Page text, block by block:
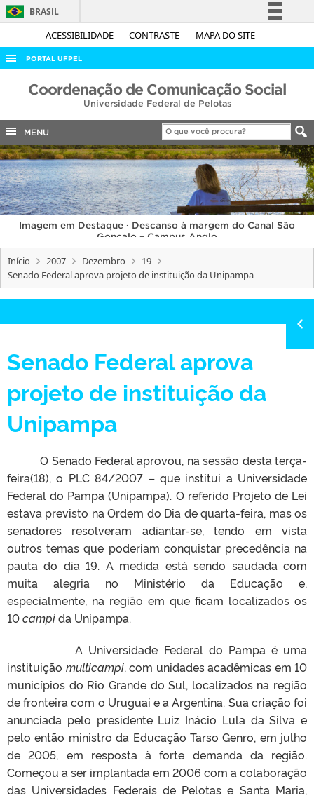
ACESSIBILIDADE CONTRASTE MAPA DO SITE
BRASIL
Simplifique!
Acesso à informação
Legislação
Canais
PORTAL UFPEL
ACESSO À INFORMAÇÃO
COBALTO
CONCURSOS
EDITAIS
INTERNACIONAL
OUVIDORIA
PORTARIAS
TELEFONES
Coordenação de Comunicação Social
Universidade Federal de Pelotas
MENU
Imagem em Destaque · Descanso à margem do Canal São
Gonçalo – Campus Anglo
Início 2007 Dezembro
19
Senado Federal aprova projeto de instituição da Unipampa
Senado Federal aprova
projeto de instituição da
Unipampa
O Senado Federal aprovou, na sessão desta terça-
feira(18), o PLC 84/2007 – que institui a Universidade
Federal do Pampa (Unipampa). O referido Projeto de Lei
estava previsto na Ordem do Dia de quarta-feira, mas os
senadores resolveram adiantar-se, tendo em vista
outros temas que poderiam conquistar precedência na
pauta do dia 19. A medida está sendo saudada com
muita alegria no Ministério da Educação e,
especialmente, na região em que ficam localizados os
10campida Unipampa.
A Universidade Federal do Pampa é uma
instituição multicampi, com unidades acadêmicas em 10
municípios do Rio Grande do Sul, localizados na região
de fronteira com o Uruguai e a Argentina. Sua criação foi
anunciada pelo presidente Luiz Inácio Lula da Silva e
pelo então ministro da Educação Tarso Genro, em julho
de 2005, em resposta à forte demanda da região.
Começou a ser implantada em 2006 com a colaboração
das Universidades Federais de Pelotas e Santa Maria,